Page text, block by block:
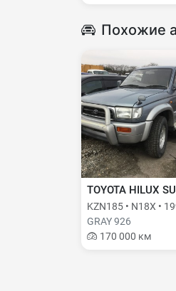
Похожие
TOYOTA HILUX
KZN185 • N18X •
GRAY 926
170 000 км